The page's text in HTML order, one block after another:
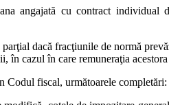
angajată cu contract
dacă fracţiunile de normă
în cazul în care remuneraţia
Codul fiscal, următoarele completări: